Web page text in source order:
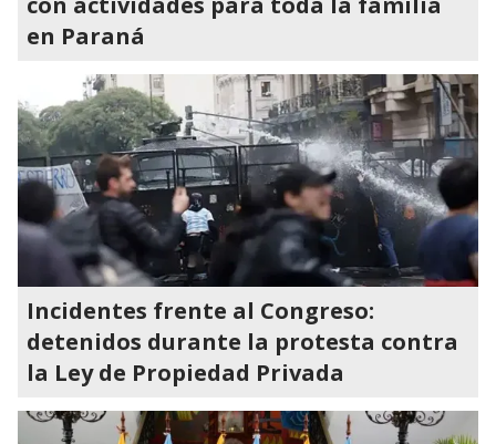
en Paraná
Incidentes frente al Congreso:
detenidos durante la protesta contra
la Ley de Propiedad Privada